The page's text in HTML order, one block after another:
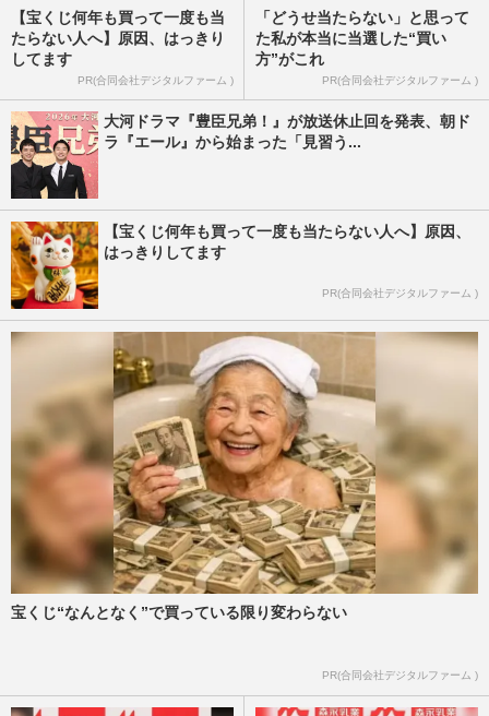
【宝くじ何年も買って一度も当
たらない人へ】原因、はっきり
してます
PR(合同会社デジタルファーム )
「どうせ当たらない」と思って
た私が本当に当選した“買い
方”がこれ
PR(合同会社デジタルファーム )
大河ドラマ『豊臣兄弟！』が放送休止回を発表、朝ド
ラ『エール』から始まった「見習う...
【宝くじ何年も買って一度も当たらない人へ】原因、
はっきりしてます
PR(合同会社デジタルファーム )
宝くじ“なんとなく”で買っている限り変わらない
PR(合同会社デジタルファーム )